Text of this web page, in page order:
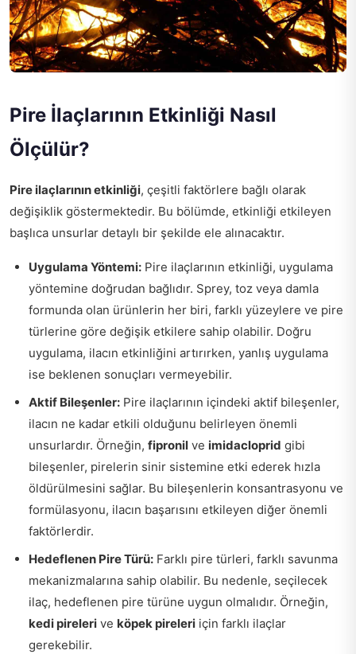
Pire İlaçlarının Etkinliği Nasıl
Ölçülür?
Pire ilaçlarının etkinliği, çeşitli faktörlere bağlı olarak
değişiklik göstermektedir. Bu bölümde, etkinliği etkileyen
başlıca unsurlar detaylı bir şekilde ele alınacaktır.
Uygulama Yöntemi: Pire ilaçlarının etkinliği, uygulama
yöntemine doğrudan bağlıdır. Sprey, toz veya damla
formunda olan ürünlerin her biri, farklı yüzeylere ve pire
türlerine göre değişik etkilere sahip olabilir. Doğru
uygulama, ilacın etkinliğini artırırken, yanlış uygulama
ise beklenen sonuçları vermeyebilir.
Aktif Bileşenler: Pire ilaçlarının içindeki aktif bileşenler,
ilacın ne kadar etkili olduğunu belirleyen önemli
unsurlardır. Örneğin, fipronil ve imidacloprid gibi
bileşenler, pirelerin sinir sistemine etki ederek hızla
öldürülmesini sağlar. Bu bileşenlerin konsantrasyonu ve
formülasyonu, ilacın başarısını etkileyen diğer önemli
faktörlerdir.
Hedeflenen Pire Türü: Farklı pire türleri, farklı savunma
mekanizmalarına sahip olabilir. Bu nedenle, seçilecek
ilaç, hedeflenen pire türüne uygun olmalıdır. Örneğin,
kedi pireleri ve köpek pireleri için farklı ilaçlar
gerekebilir.